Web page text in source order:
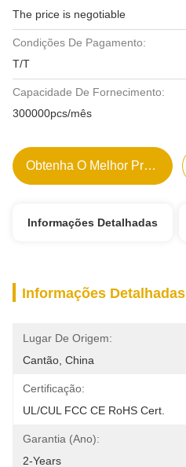
The price is negotiable
Condições De Pagamento:
T/T
Capacidade De Fornecimento:
300000pcs/mês
Obtenha O Melhor Preço
Informações Detalhadas
Informações Detalhadas
Lugar De Origem:
Cantão, China
Certificação:
UL/cUL FCC CE RoHS Cert.
Garantia (Ano):
2-Years